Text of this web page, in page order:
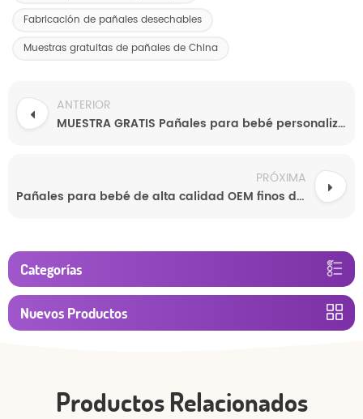
Fabricación de pañales desechables
Muestras gratuitas de pañales de China
ANTERIOR
MUESTRA GRATIS Pañales para bebé personalizados de polímero superabsorbente SAP, pañales desechables al por mayor
PRÓXIMA
Pañales para bebé de alta calidad OEM finos de CHINA
Categorías
Nuevos Productos
Productos Relacionados